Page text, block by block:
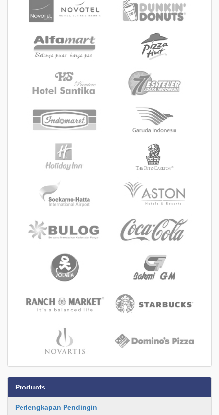
Products
Perlengkapan Pendingin